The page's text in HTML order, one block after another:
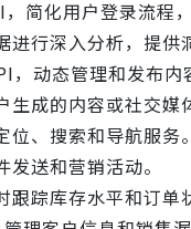
简化用户登录流程
行深入分析，提供
，动态管理和发布内
成的内容或社交媒
、搜索和导航服务。
送和营销活动。
踪库存水平和订单